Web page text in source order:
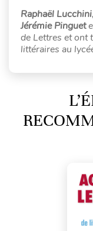
Raphaël Lucchini,
Jérémie Pinguet
de Lettres et ont
littéraires au